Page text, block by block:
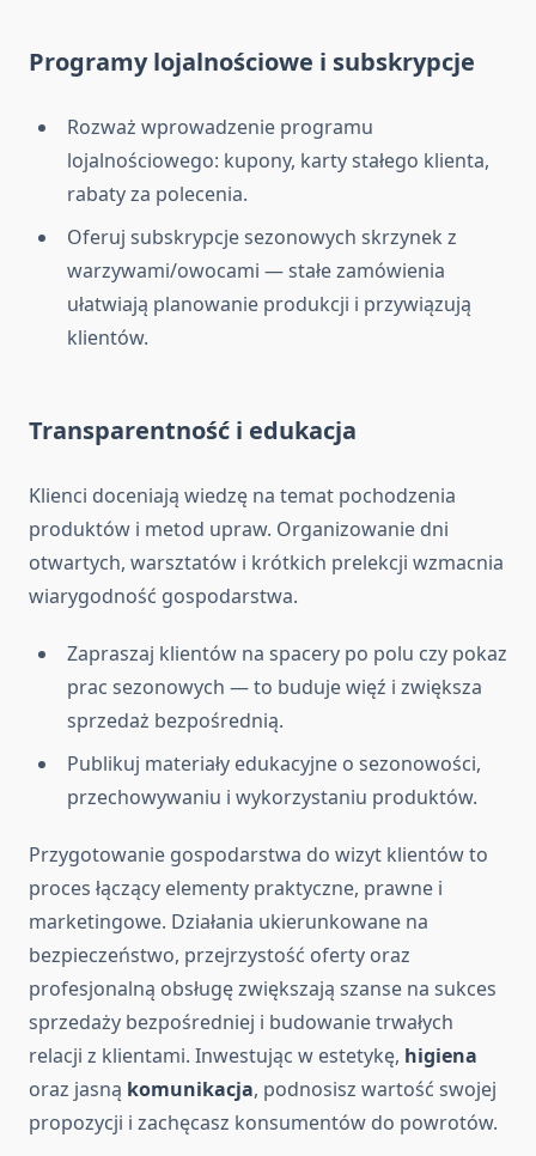
Programy lojalnościowe i subskrypcje
Rozważ wprowadzenie programu
lojalnościowego: kupony, karty stałego klienta,
rabaty za polecenia.
Oferuj subskrypcje sezonowych skrzynek z
warzywami/owocami — stałe zamówienia
ułatwiają planowanie produkcji i przywiązują
klientów.
Transparentność i edukacja
Klienci doceniają wiedzę na temat pochodzenia
produktów i metod upraw. Organizowanie dni
otwartych, warsztatów i krótkich prelekcji wzmacnia
wiarygodność gospodarstwa.
Zapraszaj klientów na spacery po polu czy pokaz
prac sezonowych — to buduje więź i zwiększa
sprzedaż bezpośrednią.
Publikuj materiały edukacyjne o sezonowości,
przechowywaniu i wykorzystaniu produktów.
Przygotowanie gospodarstwa do wizyt klientów to
proces łączący elementy praktyczne, prawne i
marketingowe. Działania ukierunkowane na
bezpieczeństwo, przejrzystość oferty oraz
profesjonalną obsługę zwiększają szanse na sukces
sprzedaży bezpośredniej i budowanie trwałych
relacji z klientami. Inwestując w estetykę, higiena
oraz jasną komunikacja, podnosisz wartość swojej
propozycji i zachęcasz konsumentów do powrotów.